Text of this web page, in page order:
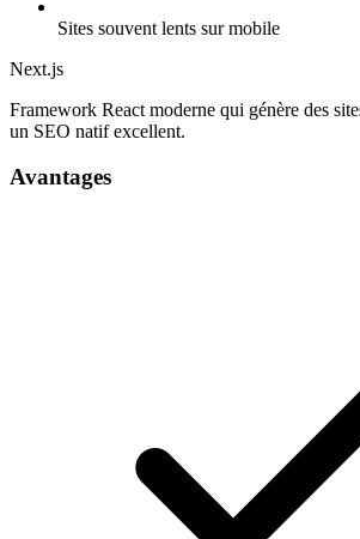
Sites souvent lents sur mobile
Next.js
Framework React moderne qui génère des
un SEO natif excellent.
Avantages